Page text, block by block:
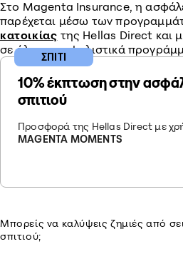
Στο Magenta Insurance, η
παρέχεται μέσω των
κατοικίας της Hellas Direct και
σε όλα τα ασφαλιστικά
10% έκπτωση στην
σπιτιού
Προσφορά της Hellas Direct με
MAGENTA MOMENTS
ΣΠΙΤΙ
Μπορείς να καλύψεις ζημιές από
σπιτιού;